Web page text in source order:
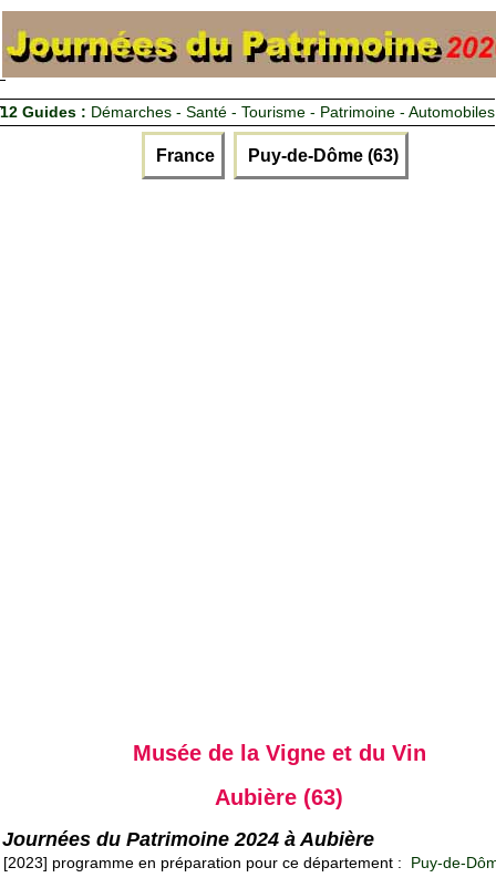
12 Guides : Démarches - Santé - Tourisme - Patrimoine - Automobiles
France Puy-de-Dôme (63)
Musée de la Vigne et du Vin
Aubière (63)
Journées du Patrimoine 2024 à Aubière
[2023] programme en préparation pour ce département : Puy-de-